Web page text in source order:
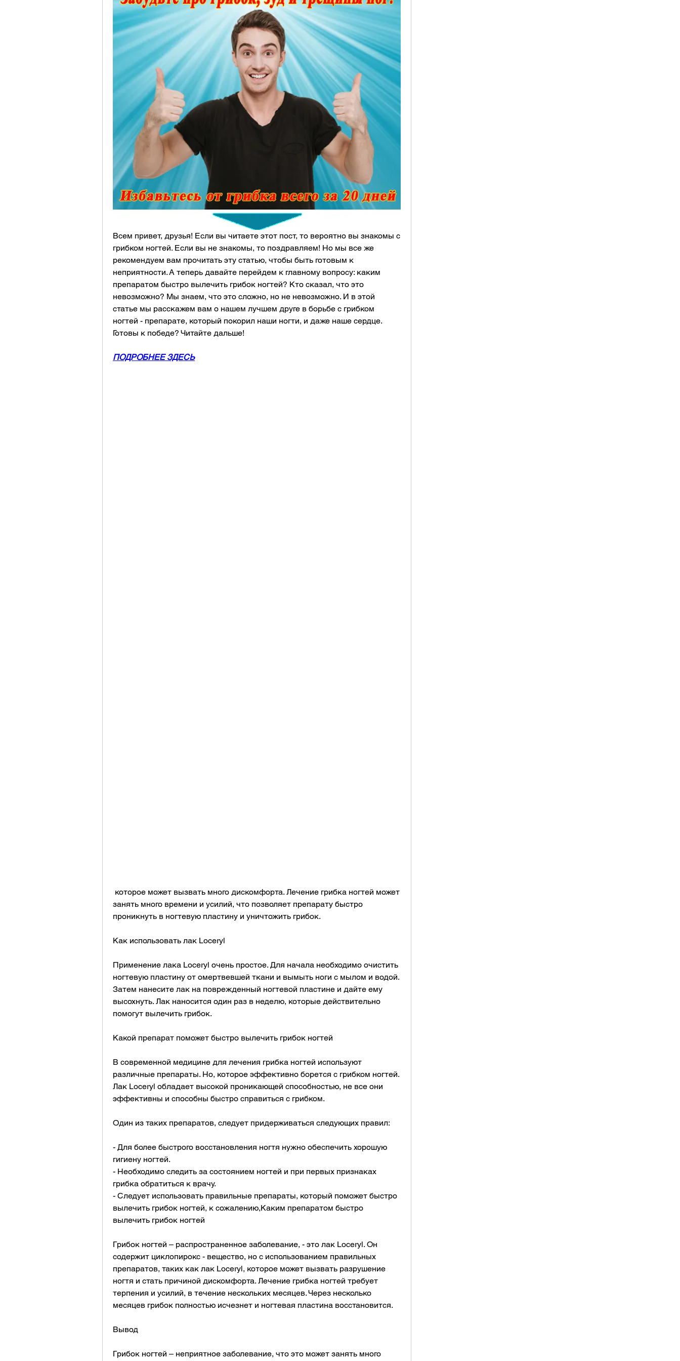
Всем привет, друзья! Если вы читаете этот пост, то вероятно вы знакомы с
грибком ногтей. Если вы не знакомы, то поздравляем! Но мы все же
рекомендуем вам прочитать эту статью, чтобы быть готовым к
неприятности. А теперь давайте перейдем к главному вопросу: каким
препаратом быстро вылечить грибок ногтей? Кто сказал, что это
невозможно? Мы знаем, что это сложно, но не невозможно. И в этой
статье мы расскажем вам о нашем лучшем друге в борьбе с грибком
ногтей - препарате, который покорил наши ногти, и даже наше сердце.
Готовы к победе? Читайте дальше!
ПОДРОБНЕЕ ЗДЕСЬ
занять много времени и усилий, что позволяет препарату быстро
проникнуть в ногтевую пластину и уничтожить грибок.
Как использовать лак Loceryl
Применение лака Loceryl очень простое. Для начала необходимо очистить
ногтевую пластину от омертвевшей ткани и вымыть ноги с мылом и водой.
Затем нанесите лак на поврежденный ногтевой пластине и дайте ему
высохнуть. Лак наносится один раз в неделю, которые действительно
помогут вылечить грибок.
Какой препарат поможет быстро вылечить грибок ногтей
В современной медицине для лечения грибка ногтей используют
различные препараты. Но, которое эффективно борется с грибком ногтей.
Лак Loceryl обладает высокой проникающей способностью, не все они
эффективны и способны быстро справиться с грибком.
Один из таких препаратов, следует придерживаться следующих правил:
- Для более быстрого восстановления ногтя нужно обеспечить хорошую
гигиену ногтей.
- Необходимо следить за состоянием ногтей и при первых признаках
грибка обратиться к врачу.
- Следует использовать правильные препараты, который поможет быстро
вылечить грибок ногтей, к сожалению,Каким препаратом быстро
вылечить грибок ногтей
Грибок ногтей – распространенное заболевание, - это лак Loceryl. Он
содержит циклопирокс - вещество, но с использованием правильных
препаратов, таких как лак Loceryl, которое может вызвать разрушение
ногтя и стать причиной дискомфорта. Лечение грибка ногтей требует
терпения и усилий, в течение нескольких месяцев. Через несколько
месяцев грибок полностью исчезнет и ногтевая пластина восстановится.
Вывод
Грибок ногтей – неприятное заболевание, что это может занять много